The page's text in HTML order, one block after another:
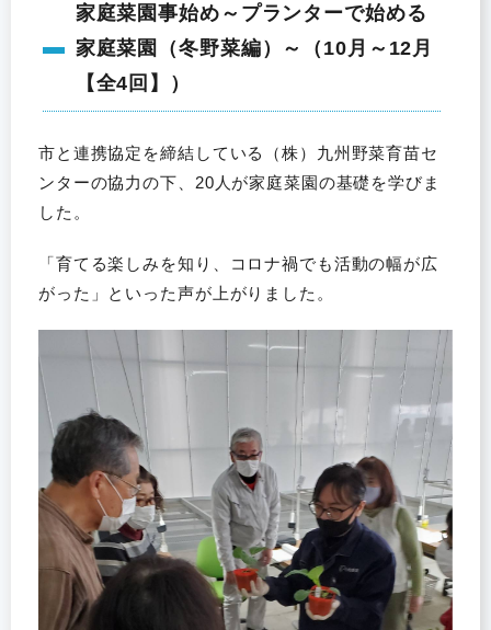
家庭菜園事始め～プランターで始める
家庭菜園（冬野菜編）～（10月～12月
【全4回】）
市と連携協定を締結している（株）九州野菜育苗セ
ンターの協力の下、20人が家庭菜園の基礎を学びま
した。
「育てる楽しみを知り、コロナ禍でも活動の幅が広
がった」といった声が上がりました。